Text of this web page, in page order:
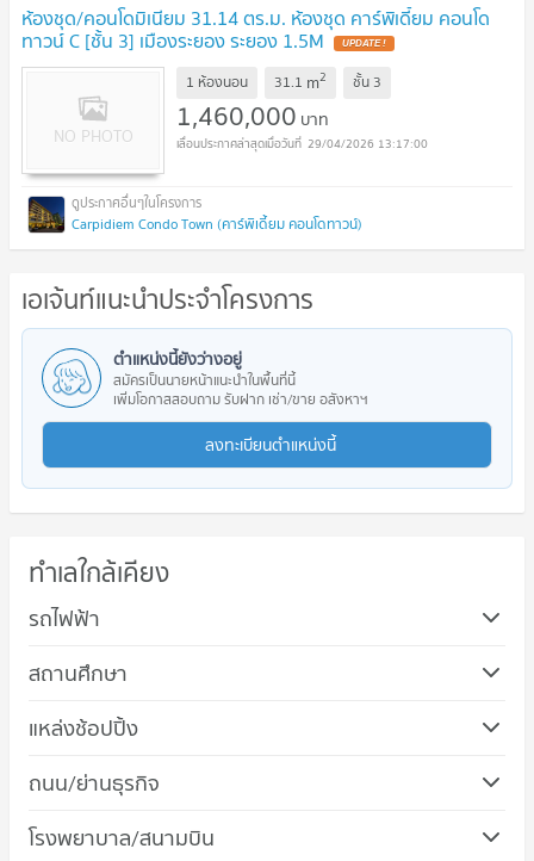
ห้องชุด/คอนโดมิเนียม 31.14 ตร.ม. ห้องชุด คาร์พิเดี้ยม คอนโด
ทาวน์ C [ชั้น 3] เมืองระยอง ระยอง 1.5M
1 ห้องนอน 31.1 m2 ชั้น 3
1,460,000 บาท
29/04/2026 13:17:00
Carpidiem Condo Town (คาร์พิเดี้ยม คอนโดทาวน์)
เอเจ้นท์แนะนำประจำโครงการ
ตำแหน่งนี้ยังว่างอยู่
สมัครเป็นนายหน้าแนะนำในพื้นที่นี้
เพิ่มโอกาสสอบถาม รับฝาก เช่า/ขาย อสังหาฯ
ลงทะเบียนตำแหน่งนี้
ทำเลใกล้เคียง
รถไฟฟ้า
สถานศึกษา
คอนโด วิทยาลัยเทคนิคระยอง
คอนโดให้เช่า วิทยาลัยเทคนิคระยอง
มีคอนโดให้เช่า 12 ประกาศ
ขายคอนโด วิทยาลัยเทคนิคระยอง
แหล่งช้อปปิ้ง
คอนโด ตลาดสตาร์ไนท์บาซ่าร์ ระยอง
คอนโดให้เช่า ตลาดสตาร์ไนท์บาซ่าร์ ระยอง
ถนน/ย่านธุรกิจ
คอนโด ที่ว่าการอำเภอเมืองระยอง
โรงพยาบาล/สนามบิน